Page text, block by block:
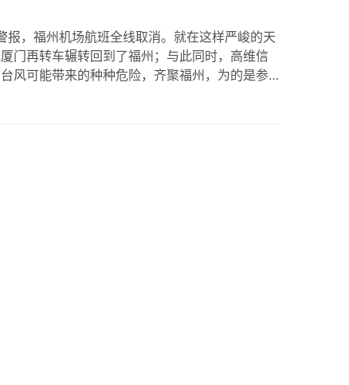
，福州机场航班全线取消。就在这样严峻的天
门再转车辗转回到了福州；与此同时，高维信
风可能带来的种种危险，齐聚福州，为的是参
造的序幕。具有纺织行业特色的信息化虽然近